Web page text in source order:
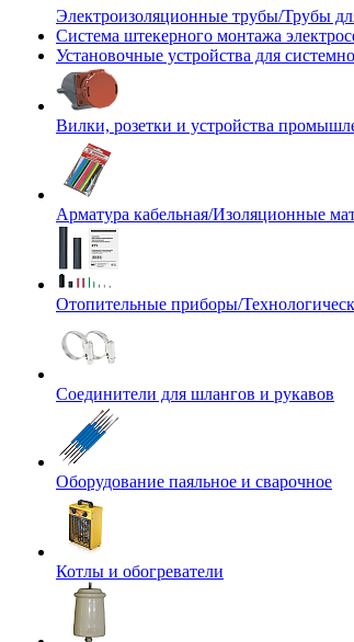
Электроизоляционные трубы/Трубы
Система штекерного монтажа
Установочные устройства для
Вилки, розетки и устройства
Арматура кабельная/Изоляционные
Отопительные приборы/
Соединители для шлангов и рукавов
Оборудование паяльное и сварочное
Котлы и обогреватели